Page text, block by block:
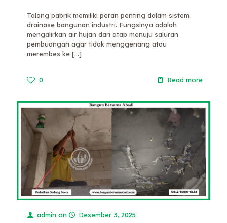
Talang pabrik memiliki peran penting dalam sistem
drainase bangunan industri. Fungsinya adalah
mengalirkan air hujan dari atap menuju saluran
pembuangan agar tidak menggenang atau
merembes ke […]
0 Read more
admin on Desember 3, 2025